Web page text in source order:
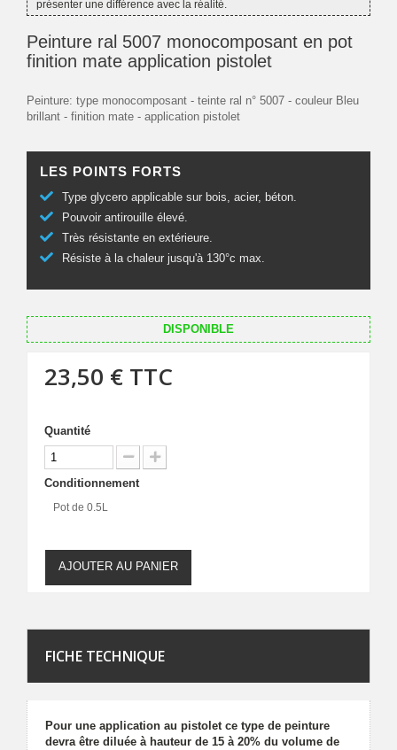
présenter une différence avec la réalité.
Peinture ral 5007 monocomposant en pot
finition mate application pistolet
Peinture: type monocomposant - teinte ral n° 5007 - couleur Bleu
brillant - finition mate - application pistolet
LES POINTS FORTS
Type glycero applicable sur bois, acier, béton.
Pouvoir antirouille élevé.
Très résistante en extérieure.
Résiste à la chaleur jusqu'à 130°c max.
DISPONIBLE
23,50 € TTC
Quantité
Conditionnement
Pot de 0.5L
AJOUTER AU PANIER
FICHE TECHNIQUE
Pour une application au pistolet ce type de peinture
devra être diluée à hauteur de 15 à 20% du volume de